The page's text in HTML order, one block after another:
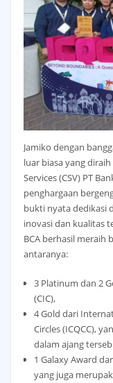
Jamiko dengan
luar biasa yang
Services (CSV) PT
penghargaan
bukti nyata dedikasi
inovasi dan kualitas
BCA berhasil meraih
antaranya:
3 Platinum dan 2
(CIC),
4 Gold dari
Circles (ICQCC),
dalam ajang
1 Galaxy Award
yang juga